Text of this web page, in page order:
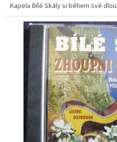
Kapela Bílé Skály si během své